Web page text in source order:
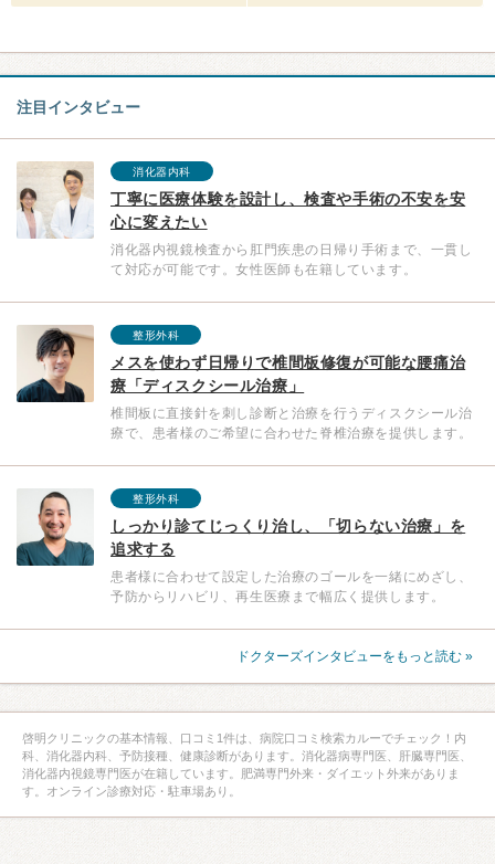
注目インタビュー
消化器内科
丁寧に医療体験を設計し、検査や手術の不安を安
心に変えたい
消化器内視鏡検査から肛門疾患の日帰り手術まで、一貫し
て対応が可能です。女性医師も在籍しています。
整形外科
メスを使わず日帰りで椎間板修復が可能な腰痛治
療「ディスクシール治療」
椎間板に直接針を刺し診断と治療を行うディスクシール治
療で、患者様のご希望に合わせた脊椎治療を提供します。
整形外科
しっかり診てじっくり治し、「切らない治療」を
追求する
患者様に合わせて設定した治療のゴールを一緒にめざし、
予防からリハビリ、再生医療まで幅広く提供します。
ドクターズインタビューをもっと読む »
啓明クリニックの基本情報、口コミ1件は、病院口コミ検索カルーでチェック！内
科、消化器内科、予防接種、健康診断があります。消化器病専門医、肝臓専門医、
消化器内視鏡専門医が在籍しています。肥満専門外来・ダイエット外来がありま
す。オンライン診療対応・駐車場あり。